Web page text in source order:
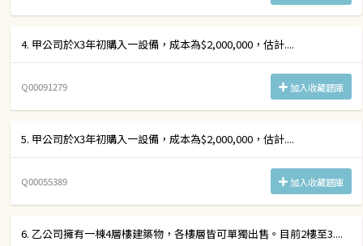
4. 甲公司於X3年初購入一設備，成本為$2,000,000，估計....
Q00091279 加入收藏題庫
5. 甲公司於X3年初購入一設備，成本為$2,000,000，估計....
Q00055389 加入收藏題庫
6. 乙公司擁有一棟4層樓建築物，各樓層皆可單獨出售。目前2樓至3....